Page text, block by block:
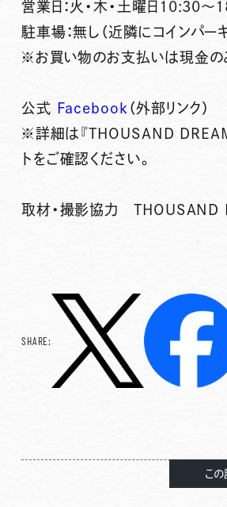
営業日：火・木・土曜日10:30～
駐車場：無し（近隣にコインパー
※お買い物のお支払いは現金の
公式 Facebook （外部リンク）
※詳細は『THOUSAND
トをご確認ください。
取材・撮影協力 THOUSAND
SHARE:
こ